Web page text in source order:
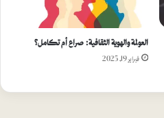
العولمة والهوية الثقافية: صراع أم تكامل؟
فبراير 19, 2025